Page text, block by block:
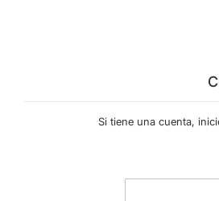
Si tiene una cuenta,